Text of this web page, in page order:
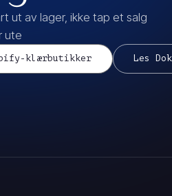
ut av lager, ikke tap et salg
ute
klærbutikker Les